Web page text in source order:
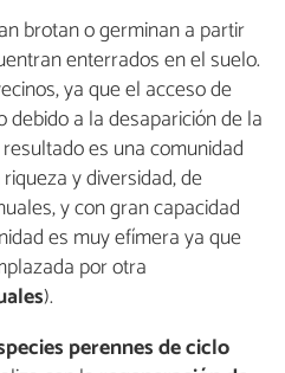
brotan o germinan a partir
enterrados en el suelo.
ya que el acceso de
a la desaparición de la
es una comunidad
y diversidad, de
y con gran capacidad
es muy efímera ya que
por otra
).
perennes de ciclo